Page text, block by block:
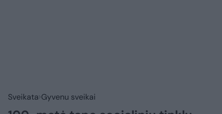
Sveikata Gyvenu sveikai